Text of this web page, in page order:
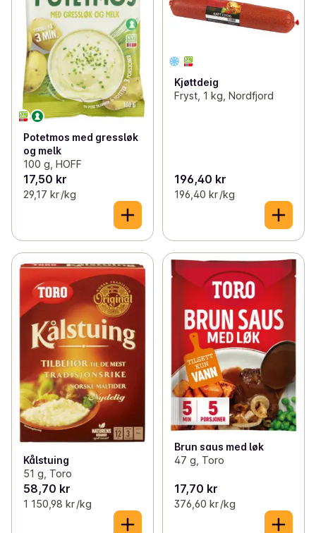
Potetmos med gressløk
og melk
100 g, HOFF
17,50 kr
29,17 kr /kg
Kjøttdeig
Fryst, 1 kg, Nordfjord
196,40 kr
196,40 kr /kg
Kålstuing
51 g, Toro
58,70 kr
1 150,98 kr /kg
Brun saus med løk
47 g, Toro
17,70 kr
376,60 kr /kg